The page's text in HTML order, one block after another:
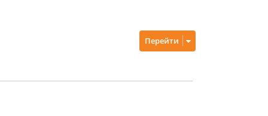
Перейти